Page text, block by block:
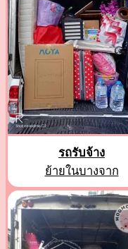
รถรับจ้าง
ย้ายในบางจาก